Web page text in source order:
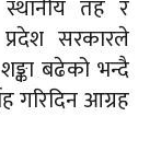
तह र
सरकारले
बढेको भन्दै
गरिदिन आग्रह